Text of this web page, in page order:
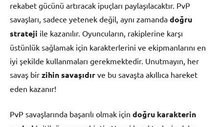
rekabet gücünü artıracak ipuçları paylaşılacaktır. PvP
savaşları, sadece yetenek değil, aynı zamanda doğru
strateji ile kazanılır. Oyuncuların, rakiplerine karşı
üstünlük sağlamak için karakterlerini ve ekipmanlarını en
iyi şekilde kullanmaları gerekmektedir. Unutmayın, her
savaş bir zihin savaşıdır ve bu savaşta akıllıca hareket
eden kazanır!
PvP savaşlarında başarılı olmak için doğru karakterin